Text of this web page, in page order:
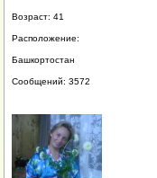
Возраст: 41
Расположение:
Башкортостан
Сообщений: 3572